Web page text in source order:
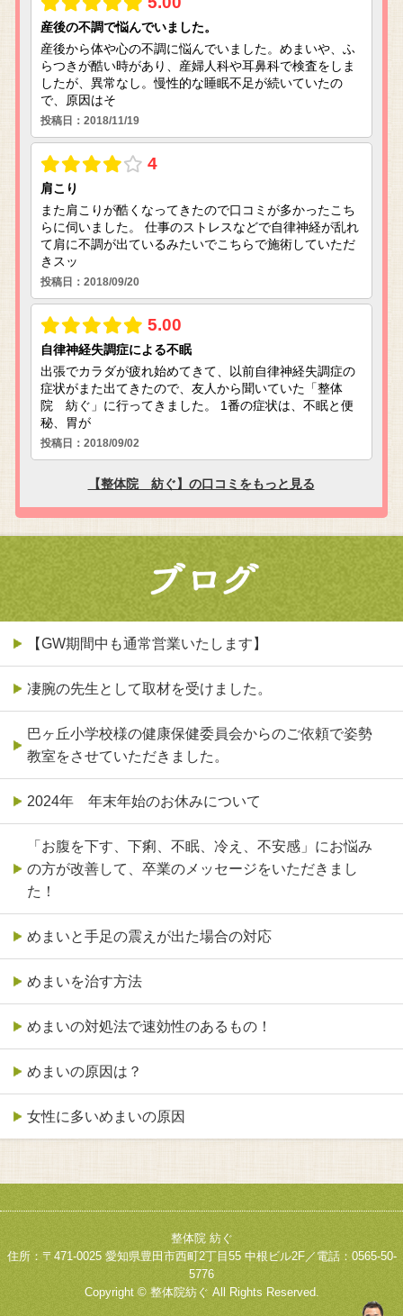
【GW期間中も通常営業いたします】
凄腕の先生として取材を受けました。
巴ヶ丘小学校様の健康保健委員会からのご依頼で姿勢
教室をさせていただきました。
2024年 年末年始のお休みについて
「お腹を下す、下痢、不眠、冷え、不安感」にお悩み
の方が改善して、卒業のメッセージをいただきまし
た！
めまいと手足の震えが出た場合の対応
めまいを治す方法
めまいの対処法で速効性のあるもの！
めまいの原因は？
女性に多いめまいの原因
整体院 紡ぐ
住所：〒471-0025 愛知県豊田市西町2丁目55 中根ビル2F／電話：0565-50-
5776
Copyright © 整体院紡ぐ All Rights Reserved.